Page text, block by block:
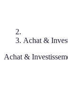
Achat &
Achat &